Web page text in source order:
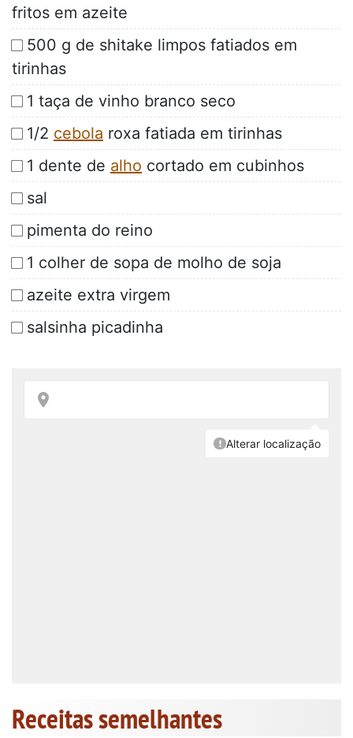
fritos em azeite
500 g de shitake limpos fatiados em
tirinhas
1 taça de vinho branco seco
1/2 cebola roxa fatiada em tirinhas
1 dente de alho cortado em cubinhos
sal
pimenta do reino
1 colher de sopa de molho de soja
azeite extra virgem
salsinha picadinha
Receitas semelhantes